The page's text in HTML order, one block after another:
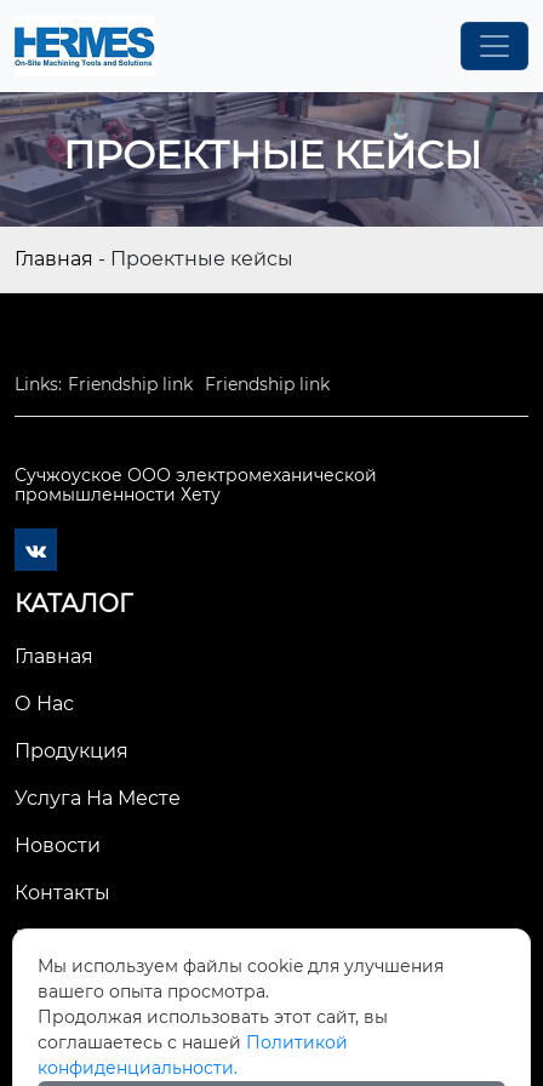
ПРОЕКТНЫЕ КЕЙСЫ
Главная - Проектные кейсы
Links: Friendship link Friendship link
Сучжоуское ООО электромеханической
промышленности Хету

КАТАЛОГ
Главная
О Нас
Продукция
Услуга На Месте
Новости
Контакты
КОНТАКТЫ
 № 92, улица Шэньян, город Чэнсян, город
Тайцан, провинция Цзянсу, Китай
ht_hermes@126.com
Мы используем файлы cookie для улучшения
вашего опыта просмотра.
Продолжая использовать этот сайт, вы
соглашаетесь с нашей Политикой
конфиденциальности.